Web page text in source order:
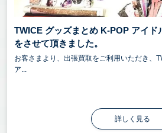
TWICE グッズまとめ K-POP アイド
をさせて頂きました。
お客さまより、出張買取をご利用いただき、
ア...
詳しく見る